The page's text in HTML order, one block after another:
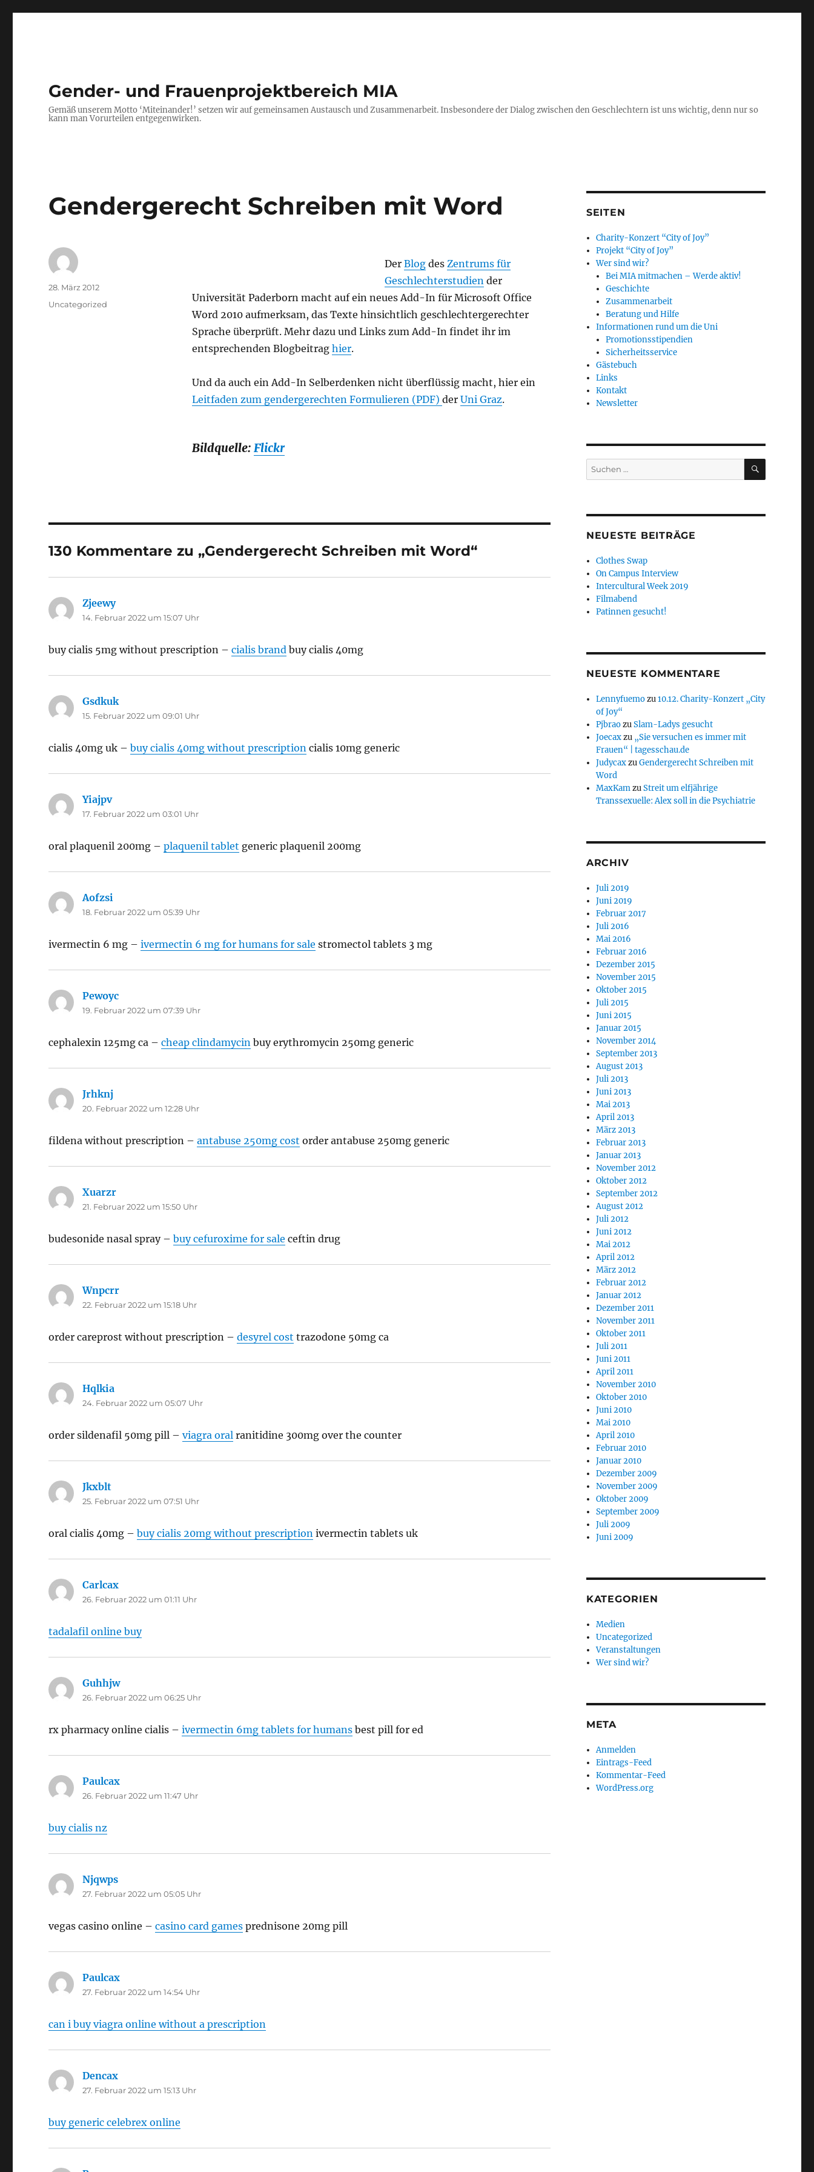
Gender- und Frauenprojektbereich MIA
Gemäß unserem Motto ‘Miteinander!’ setzen wir auf gemeinsamen Austausch und Zusammenarbeit. Insbesondere der Dialog zwischen den Geschlechtern ist uns wichtig, denn nur so
kann man Vorurteilen entgegenwirken.
Gendergerecht Schreiben mit Word
Der Blogdes Zentrums für
Geschlechterstudiender
Universität Paderborn macht auf ein neues Add-In für Microsoft Office
Word 2010 aufmerksam, das Texte hinsichtlich geschlechtergerechter
Sprache überprüft. Mehr dazu und Links zum Add-In findet ihr im
entsprechenden Blogbeitrag hier.
Und da auch ein Add-In Selberdenken nicht überflüssig macht, hier ein
Leitfaden zum gendergerechten Formulieren (PDF) der Uni Graz.
Bildquelle: Flickr
Autor
Veröffentlicht
28. März 2012
Kategorien
Uncategorized
130 Kommentare zu „Gendergerecht Schreiben mit Word“
Zjeewysagt:
14. Februar 2022 um 15:07 Uhr
buy cialis 5mg without prescription –cialis brand buy cialis 40mg
Gsdkuksagt:
15. Februar 2022 um 09:01 Uhr
cialis 40mg uk –buy cialis 40mg without prescription cialis 10mg generic
Yiajpvsagt:
17. Februar 2022 um 03:01 Uhr
oral plaquenil 200mg –plaquenil tablet generic plaquenil 200mg
Aofzsi
18. Februar 2022 um 05:39 Uhr
ivermectin 6 mg –ivermectin 6 mg for humans for sale stromectol tablets 3 mg
Pewoyc
19. Februar 2022 um 07:39 Uhr
cephalexin 125mg ca –cheap clindamycin buy erythromycin 250mg generic
Jrhknj
20. Februar 2022 um 12:28 Uhr
fildena without prescription –antabuse 250mg cost order antabuse 250mg generic
Xuarzr
21. Februar 2022 um 15:50 Uhr
budesonide nasal spray –buy cefuroxime for sale ceftin drug
Wnpcrr
22. Februar 2022 um 15:18 Uhr
order careprost without prescription –desyrel cost trazodone 50mg ca
Hqlkia
24. Februar 2022 um 05:07 Uhr
order sildenafil 50mg pill –viagra oral ranitidine 300mg over the counter
Jkxblt
25. Februar 2022 um 07:51 Uhr
oral cialis 40mg –buy cialis 20mg without prescription ivermectin tablets uk
Carlcax
26. Februar 2022 um 01:11 Uhr
tadalafil online buy
Guhhjwsagt:
26. Februar 2022 um 06:25 Uhr
rx pharmacy online cialis –ivermectin 6mg tablets for humans best pill for ed
Paulcax
26. Februar 2022 um 11:47 Uhr
buy cialis nz
Njqwps
27. Februar 2022 um 05:05 Uhr
vegas casino online –casino card games prednisone 20mg pill
Paulcax
27. Februar 2022 um 14:54 Uhr
can i buy viagra online without a prescription
Dencax
27. Februar 2022 um 15:13 Uhr
buy generic celebrex online
SEITEN
Charity-Konzert “City of Joy”
Projekt “City of Joy”
Wer sind wir?
Bei MIA mitmachen – Werde aktiv!
Geschichte
Zusammenarbeit
Beratung und Hilfe
Informationen rund um die Uni
Promotionsstipendien
Sicherheitsservice
Gästebuch
Links
Kontakt
Newsletter
Suchen
nach:
SUCHEN
NEUESTE BEITRÄGE
Clothes Swap
On Campus Interview
Intercultural Week 2019
Filmabend
Patinnen gesucht!
NEUESTE KOMMENTARE
Lennyfuemozu10.12. Charity-Konzert „City
of Joy“
PjbraozuSlam-Ladys gesucht
Joecaxzu „Sie versuchen es immer mit
Frauen“ | tagesschau.de
JudycaxzuGendergerecht Schreiben mit
Word
MaxKamzuStreit um elfjährige
Transsexuelle: Alex soll in die Psychiatrie
ARCHIV
Juli 2019
Juni 2019
Februar 2017
Juli 2016
Mai 2016
Februar 2016
Dezember 2015
November 2015
Oktober 2015
Juli 2015
Juni 2015
Januar 2015
November 2014
September 2013
August 2013
Juli 2013
Juni 2013
Mai 2013
April 2013
März 2013
Februar 2013
Januar 2013
November 2012
Oktober 2012
September 2012
August 2012
Juli 2012
Juni 2012
Mai 2012
April 2012
März 2012
Februar 2012
Januar 2012
Dezember 2011
November 2011
Oktober 2011
Juli 2011
Juni 2011
April 2011
November 2010
Oktober 2010
Juni 2010
Mai 2010
April 2010
Februar 2010
Januar 2010
Dezember 2009
November 2009
Oktober 2009
September 2009
Juli 2009
Juni 2009
KATEGORIEN
Medien
Uncategorized
Veranstaltungen
Wer sind wir?
META
Anmelden
Eintrags-Feed
Kommentar-Feed
WordPress.org